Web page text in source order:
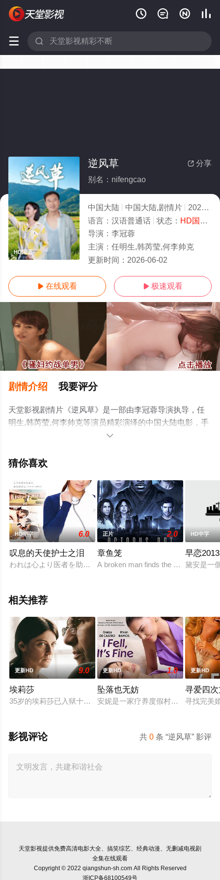
   
 
HD国语
 分享
逆风草
别名：nifengcao
中国大陆 中国大陆,剧情片 2026
语言： 汉语普通话 状态： HD国语/高清
导演： 李冠蓉
主演： 任明生,韩芮莹,何李帅克
更新时间： 2026-06-02
 在线观看  极速观看
剧情介绍 我要评分
天堂影视剧情片《逆风草》是一部由李冠蓉导演执导，任
明生,韩芮莹,何李帅克等演员精彩演绎的中国大陆电影，手
机免费观看高清未删减完整版电影大全就上电影天堂网，
了解。

猜你喜欢
HD中字 6.0
叹息的天使护士之泪
われは心より医者を助け、我が手に託されたる人々の幸のた
正片 2.0
章鱼笼
A broken man finds the one thing he
HD中字
早恋2013
黛安是一
相关推荐
更新HD 9.0
埃莉莎
35岁的埃莉莎已入狱十年，她因杀害姐姐并焚烧尸体被判有罪
更新HD 1.0
坠落也无妨
安妮是一家疗养度假村的老板，向来
更新HD
寻爱四
寻找完美
共0 条 “逆风草” 影评
影视评论
天堂影视提供免费高清电影大全、搞笑综艺、经典动漫、无删减电视剧
全集在线观看
Copyright © 2022 qiangshun-sh.com All Rights Reserved
浙ICP备68100549号